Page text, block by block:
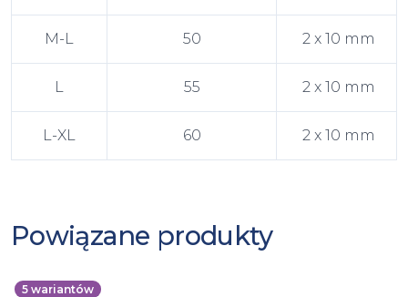
M-L 50 2 x 10 mm
L 55 2 x 10 mm
L-XL 60 2 x 10 mm
Powiązane produkty
5 wariantów